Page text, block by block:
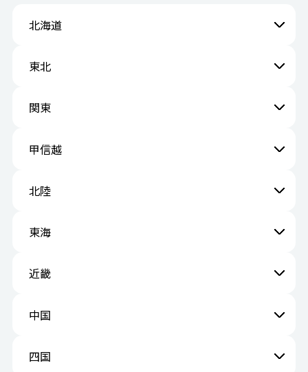
北海道
東北
関東
甲信越
北陸
東海
近畿
中国
四国